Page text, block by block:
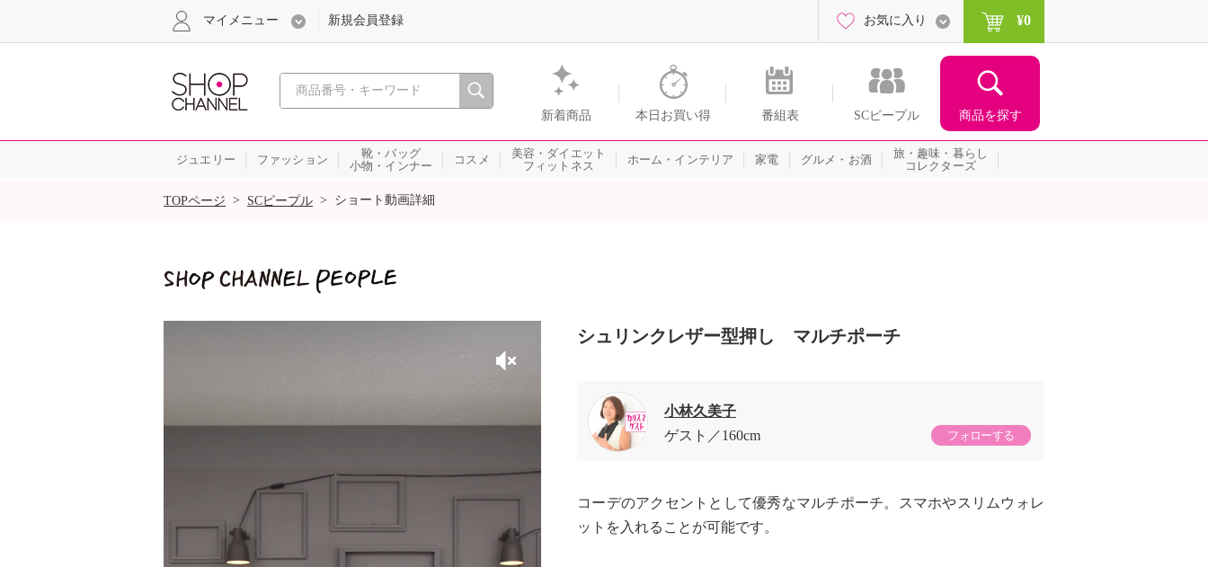
心おどる、瞬間を。通販・テレビショッピングのショップチャンネル
新着商品 本日お買い得 番組表 SCピープル 商品を探す
マイメニュー 新規会員登録 お気に入り ¥0
ジュエリー ファッション
靴・バッグ
小物・インナー
コスメ
美容・ダイエット
フィットネス
ホーム・インテリア 家電 グルメ・お酒
旅・趣味・暮らし
コレクターズ
SALE
TOPページ > SCピープル > ショート動画詳細
シュリンクレザー型押し マルチポーチ
小林久美子
ゲスト
160cm フォローする
コーデのアクセントとして優秀なマルチポーチ。スマホやスリムウォレ
ットを入れることが可能です。